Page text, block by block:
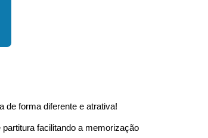
de forma diferente e atrativa!
facilitando a memorização